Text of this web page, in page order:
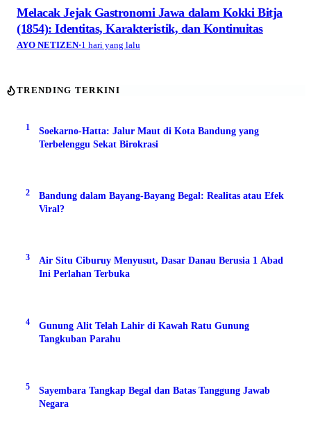
Melacak Jejak Gastronomi Jawa dalam Kokki Bitja
(1854): Identitas, Karakteristik, dan Kontinuitas
AYO NETIZEN·1 hari yang lalu
TRENDING TERKINI
1
Soekarno-Hatta: Jalur Maut di Kota Bandung yang
Terbelenggu Sekat Birokrasi
2
Bandung dalam Bayang-Bayang Begal: Realitas atau Efek
Viral?
3
Air Situ Ciburuy Menyusut, Dasar Danau Berusia 1 Abad
Ini Perlahan Terbuka
4
Gunung Alit Telah Lahir di Kawah Ratu Gunung
Tangkuban Parahu
5
Sayembara Tangkap Begal dan Batas Tanggung Jawab
Negara